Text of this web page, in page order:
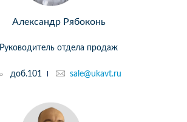
Александр Рябоконь
Руководитель отдела продаж
доб.101 sale@ukavt.ru